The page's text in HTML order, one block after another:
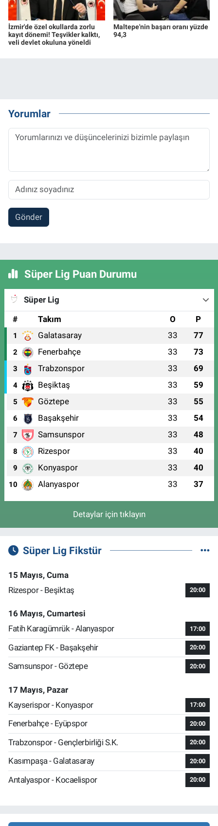
İzmir'de özel okullarda zorlu
kayıt dönemi! Teşvikler kalktı,
veli devlet okuluna yöneldi
Maltepe'nin başarı oranı yüzde
94,3
Yorumlar
Gönder
Süper Lig Puan Durumu
Süper Lig
#
Takım O P
1 Galatasaray 33 77
2 Fenerbahçe 33 73
3 Trabzonspor 33 69
4 Beşiktaş 33 59
5 Göztepe 33 55
6 Başakşehir 33 54
7 Samsunspor 33 48
8 Rizespor 33 40
9 Konyaspor 33 40
10 Alanyaspor 33 37
Detaylar için tıklayın
Süper Lig Fikstür
15 Mayıs, Cuma
Rizespor - Beşiktaş
20:00
16 Mayıs, Cumartesi
Fatih Karagümrük - Alanyaspor
17:00
Gaziantep FK - Başakşehir 20:00
Samsunspor - Göztepe 20:00
17 Mayıs, Pazar
Kayserispor - Konyaspor
17:00
Fenerbahçe - Eyüpspor 20:00
Trabzonspor - Gençlerbirliği S.K. 20:00
Kasımpaşa - Galatasaray 20:00
Antalyaspor - Kocaelispor 20:00